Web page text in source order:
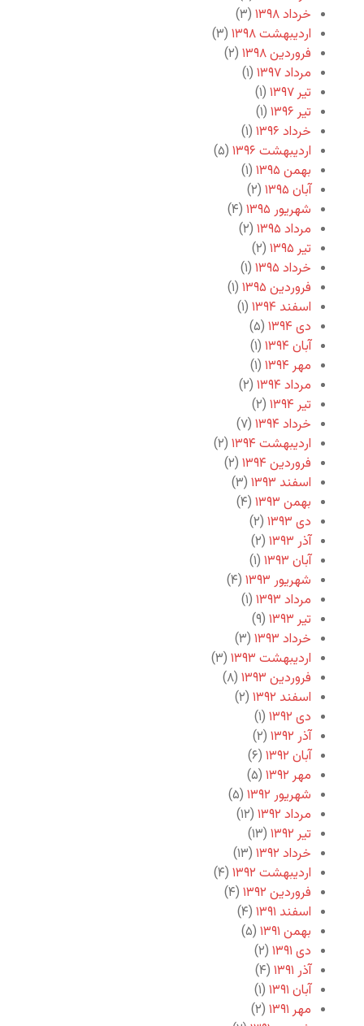
خرداد ۱۳۹۸
(۳)
اردیبهشت ۱۳۹۸
(۳)
فروردین ۱۳۹۸
(۲)
مرداد ۱۳۹۷
(۱)
تیر ۱۳۹۷
(۱)
تیر ۱۳۹۶
(۱)
خرداد ۱۳۹۶
(۱)
اردیبهشت ۱۳۹۶
(۵)
بهمن ۱۳۹۵
(۱)
آبان ۱۳۹۵
(۲)
شهریور ۱۳۹۵
(۴)
مرداد ۱۳۹۵
(۲)
تیر ۱۳۹۵
(۲)
خرداد ۱۳۹۵
(۱)
فروردین ۱۳۹۵
(۱)
اسفند ۱۳۹۴
(۱)
دی ۱۳۹۴
(۵)
آبان ۱۳۹۴
(۱)
مهر ۱۳۹۴
(۱)
مرداد ۱۳۹۴
(۲)
تیر ۱۳۹۴
(۲)
خرداد ۱۳۹۴
(۷)
اردیبهشت ۱۳۹۴
(۲)
فروردین ۱۳۹۴
(۲)
اسفند ۱۳۹۳
(۳)
بهمن ۱۳۹۳
(۴)
دی ۱۳۹۳
(۲)
آذر ۱۳۹۳
(۲)
آبان ۱۳۹۳
(۱)
شهریور ۱۳۹۳
(۴)
مرداد ۱۳۹۳
(۱)
تیر ۱۳۹۳
(۹)
خرداد ۱۳۹۳
(۳)
اردیبهشت ۱۳۹۳
(۳)
فروردین ۱۳۹۳
(۸)
اسفند ۱۳۹۲
(۲)
دی ۱۳۹۲
(۱)
آذر ۱۳۹۲
(۲)
آبان ۱۳۹۲
(۶)
مهر ۱۳۹۲
(۵)
شهریور ۱۳۹۲
(۵)
مرداد ۱۳۹۲
(۱۲)
تیر ۱۳۹۲
(۱۳)
خرداد ۱۳۹۲
(۱۳)
اردیبهشت ۱۳۹۲
(۴)
فروردین ۱۳۹۲
(۴)
اسفند ۱۳۹۱
(۴)
بهمن ۱۳۹۱
(۵)
دی ۱۳۹۱
(۲)
آذر ۱۳۹۱
(۴)
آبان ۱۳۹۱
(۱)
مهر ۱۳۹۱
(۲)